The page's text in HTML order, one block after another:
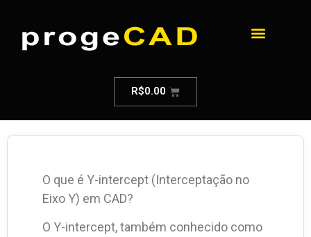
R$0.00
O que é Y-intercept (Interceptação no
Eixo Y) em CAD?
O Y-intercept, também conhecido como